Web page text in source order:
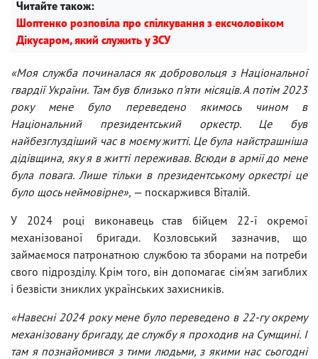
Читайте також:
Шоптенко розповіла про спілкування з ексчоловіком
Дікусаром, який служить у ЗСУ
«Моя служба починалася як добровольця з Національної
гвардії України. Там був близько п'яти місяців. А потім 2023
року мене було переведено якимось чином в
Національний президентський оркестр. Це був
найбезглуздіший час в моєму житті. Це була найстрашніша
дідівщина, яку я в житті переживав. Всюди в армії до мене
була повага. Лише тільки в президентському оркестрі це
було щось неймовірне», — поскаржився Віталій.
У 2024 році виконавець став бійцем 22-ї окремої
механізованої бригади. Козловський зазначив, що
займаємося патронатною службою та зборами на потреби
свого підрозділу. Крім того, він допомагає сім'ям загиблих
і безвісти зниклих українських захисників.
«Навесні 2024 року мене було переведено в 22-гу окрему
механізовану бригаду, де службу я проходив на Сумщині. І
там я познайомився з тими людьми, з якими нас сьогодні